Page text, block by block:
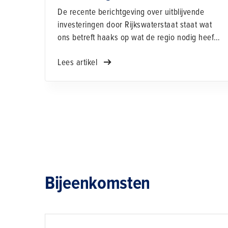
Rijksinfrastructuur
De recente berichtgeving over uitblijvende
investeringen door Rijkswaterstaat staat wat
ons betreft haaks op wat de regio nodig heeft.
Nederland op om voldoende budget vrij te
Lees artikel
Bijeenkomsten